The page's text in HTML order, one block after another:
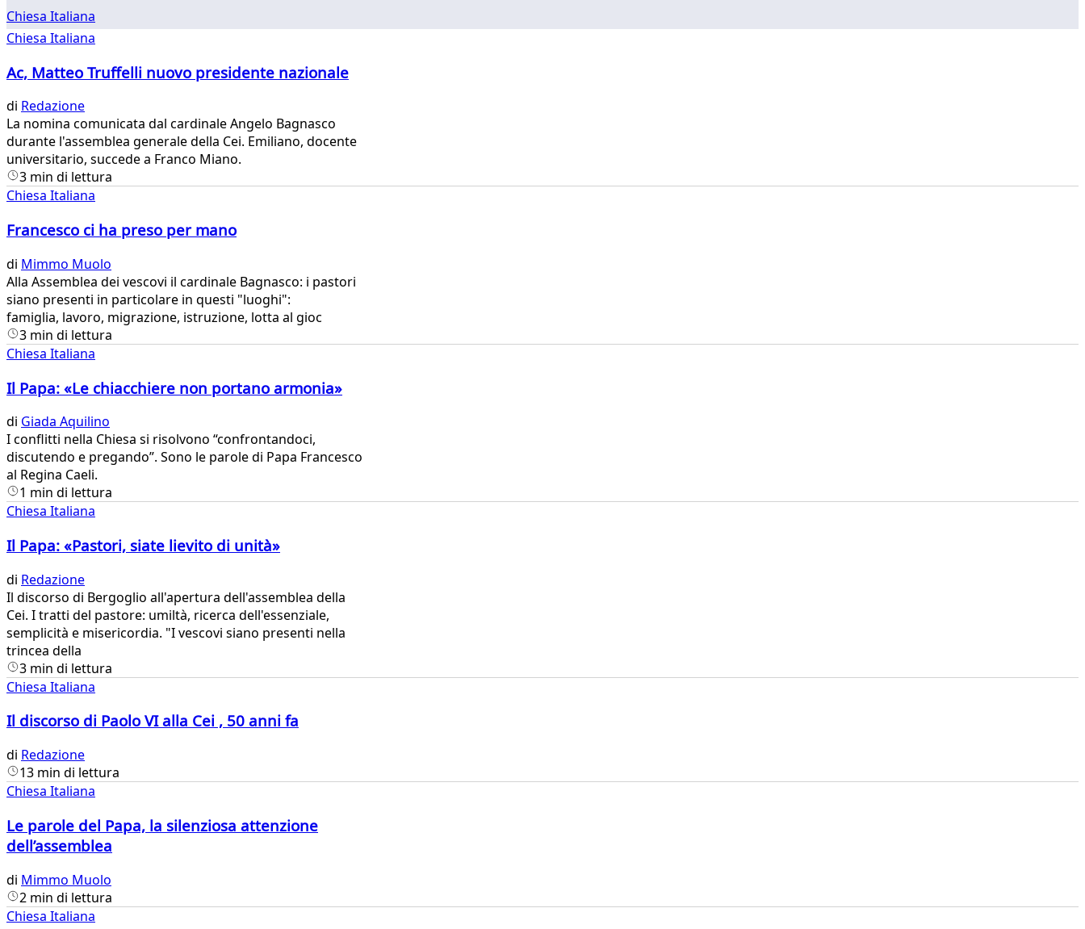
Chiesa Italiana
Chiesa Italiana
Ac, Matteo Truffelli nuovo presidente nazionale
di Redazione
​La nomina comunicata dal cardinale Angelo Bagnasco
durante l'assemblea generale della Cei. Emiliano, docente
universitario, succede a Franco Miano.
3 min di lettura
Chiesa Italiana
Francesco ci ha preso per mano
di Mimmo Muolo
​Alla Assemblea dei vescovi il cardinale Bagnasco: i pastori
siano presenti in particolare in questi "luoghi":
famiglia, lavoro, migrazione, istruzione, lotta al gioc
3 min di lettura
Chiesa Italiana
Il Papa: «Le chiacchiere non portano armonia»
di Giada Aquilino
​I conflitti nella Chiesa si risolvono “confrontandoci,
discutendo e pregando”. Sono le parole di Papa Francesco
al Regina Caeli.
1 min di lettura
Chiesa Italiana
Il Papa: «Pastori, siate lievito di unità»
di Redazione
Il discorso di Bergoglio all'apertura dell'assemblea della
Cei. I tratti del pastore: umiltà, ricerca dell'essenziale,
semplicità e misericordia. "I vescovi siano presenti nella
trincea della
3 min di lettura
Chiesa Italiana
Il discorso di Paolo VI alla Cei , 50 anni fa
di Redazione
13 min di lettura
Chiesa Italiana
Le parole del Papa, la silenziosa attenzione
dell’assemblea
di Mimmo Muolo
2 min di lettura
Chiesa Italiana